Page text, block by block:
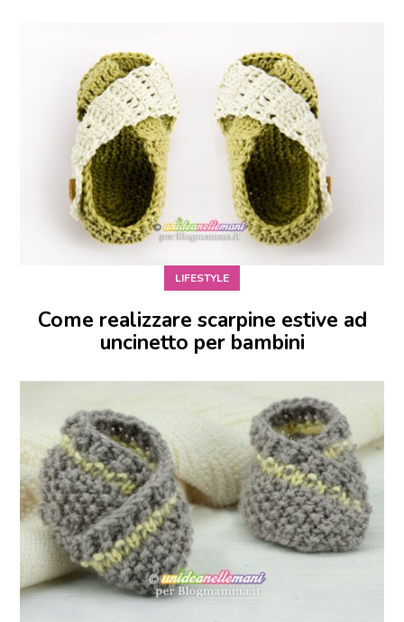
LIFESTYLE
Come realizzare scarpine estive ad
uncinetto per bambini